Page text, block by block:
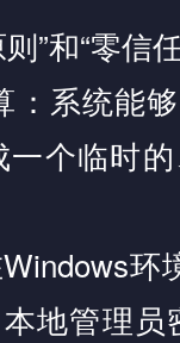
”和“零信
：系统能
个临时
环
地管理